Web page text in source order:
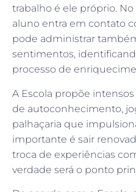
trabalho é ele próprio.
aluno entra em contato
pode administrar
sentimentos,
processo de
A Escola propõe
de autoconhecimento,
palhaçaria que
importante é sair
troca de experiências
verdade será o ponto